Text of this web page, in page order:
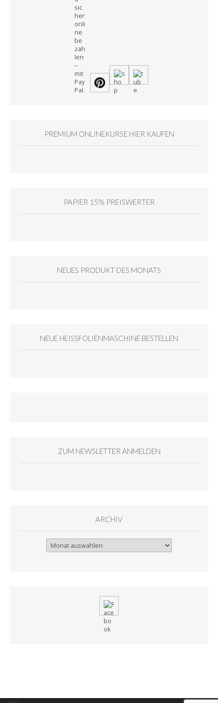
PREMIUM ONLINEKURSE HIER KAUFEN
PAPIER 15% PREISWERTER
NEUES PRODUKT DES MONATS
NEUE HEISSFOLIENMASCHINE BESTELLEN
ZUM NEWSLETTER ANMELDEN
ARCHIV
Archiv